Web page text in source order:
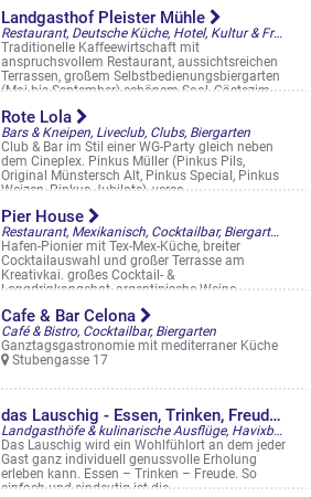
Landgasthof Pleister Mühle
Restaurant, Deutsche Küche, Hotel, Kultur & Freizeit, Landgasthöfe & kulinarische Ausflüge, Saal & Eventlocation, Münster, Biergarten, Restaurantgärten & -Terrassen
Traditionelle Kaffeewirtschaft mit
anspruchsvollem Restaurant, aussichtsreichen
Terrassen, großem Selbstbedienungsbiergarten
(Mai bis September) schönem Saal, Gästezim ...
Pleistermühlenweg 196
Rote Lola
Bars & Kneipen, Liveclub, Clubs, Biergarten
Club & Bar im Stil einer WG-Party gleich neben
dem Cineplex. Pinkus Müller (Pinkus Pils,
Original Münstersch Alt, Pinkus Special, Pinkus
Weizen, Pinkus Jubilate), versc ...
Albersloher Weg 12
Pier House
Restaurant, Mexikanisch, Cocktailbar, Biergarten, Restaurantgärten & -Terrassen
Hafen-Pionier mit Tex-Mex-Küche, breiter
Cocktailauswahl und großer Terrasse am
Kreativkai. großes Cocktail- &
Longdrinkangebot, argentinische Weine.
Hafenweg 22
Cafe & Bar Celona
Café & Bistro, Cocktailbar, Biergarten
Ganztagsgastronomie mit mediterraner Küche
Stubengasse 17
das Lauschig - Essen, Trinken, Freude
Landgasthöfe & kulinarische Ausflüge, Havixbeck, , Biergarten
Das Lauschig wird ein Wohlfühlort an dem jeder
Gast ganz individuell genussvolle Erholung
erleben kann. Essen – Trinken – Freude. So
einfach und eindeutig ist die ...